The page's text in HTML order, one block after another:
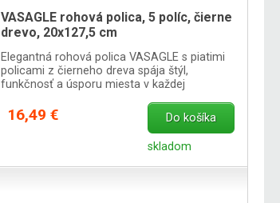
VASAGLE rohová polica, 5 políc, čierne
drevo, 20x127,5 cm
Elegantná rohová polica VASAGLE s piatimi
policami z čierneho dreva spája štýl,
funkčnosť a úsporu miesta v každej
16,49 € Do košíka
skladom